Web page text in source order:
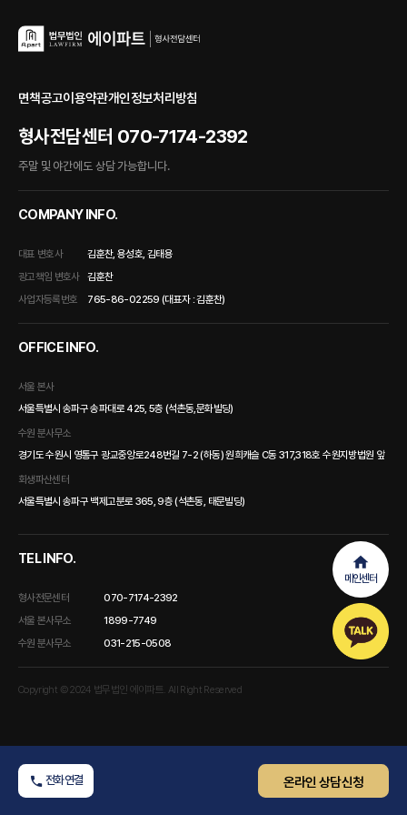
면책공고이용약관개인정보처리방침
COMPANY INFO.
대표 변호사
김훈찬, 용성호, 김태용
광고책임 변호사
김훈찬
사업자등록번호
765-86-02259 (대표자 : 김훈찬)
OFFICE INFO.
서울 본사
서울특별시 송파구 송파대로 425, 5층 (석촌동,문화빌딩)
수원 분사무소
경기도 수원시 영통구 광교중앙로248번길 7-2 (하동) 원희캐슬 C동 317,318호 수원지방법원 앞
회생파산센터
서울특별시 송파구 백제고분로 365, 9층 (석촌동, 태문빌딩)
TEL INFO.
형사전문센터
070-7174-2392
서울 본사무소
1899-7749
수원 분사무소
031-215-0508
형사전담센터 070-7174-2392
주말 및 야간에도 상담 가능합니다.
Copyright © 2024 법무법인 에이파트. All Right Reserved
전화연결 온라인 상담신청
메인센터